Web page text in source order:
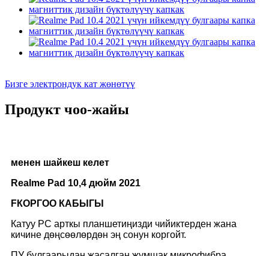
Бизге электрондук кат жөнөтүү
Продукт чоо-жайы
менен шайкеш келет
Realme Pad 10,4 дюйм 2021
FКОРГОО КАБЫГЫ
Катуу PC арткы планшетиңизди чийиктерден жана
кичине дөңсөөлөрдөн эң сонун коргойт.